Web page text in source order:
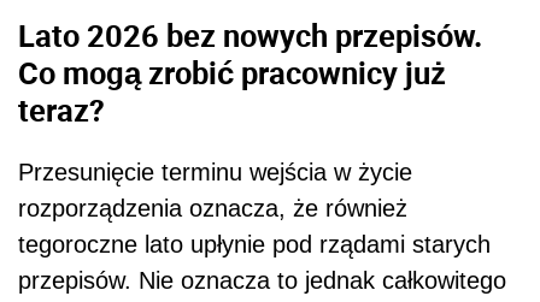
Lato 2026 bez nowych przepisów.
Co mogą zrobić pracownicy już
teraz?
Przesunięcie terminu wejścia w życie
rozporządzenia oznacza, że również
tegoroczne lato upłynie pod rządami starych
przepisów. Nie oznacza to jednak całkowitego